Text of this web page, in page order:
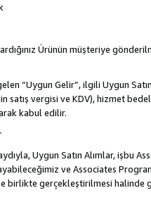
Ürünün müşteriye
gelen “Uygun Gelir”, ilgili Uygun
satış vergisi ve KDV), hizmet
kabul edilir.
Uygun Satın Alımlar, işbu
ve Associates
birlikte gerçekleştirilmesi halinde